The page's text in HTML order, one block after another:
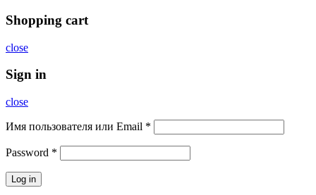
Shopping cart
close
Sign in
close
Имя пользователя или Email *
Password *
Log in